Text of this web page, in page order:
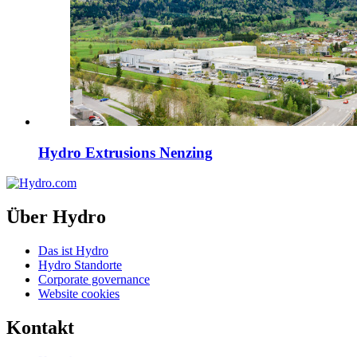
Hydro Extrusions Nenzing
Über Hydro
Das ist Hydro
Hydro Standorte
Corporate governance
Website cookies
Kontakt